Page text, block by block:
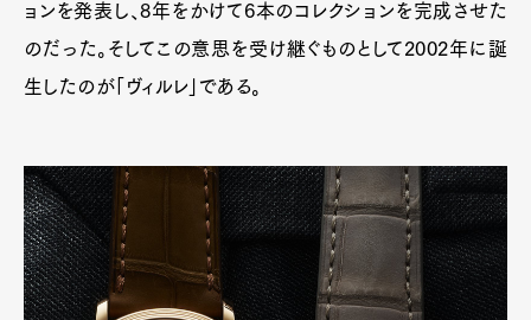
ョンを発表し、8年をかけて6本のコレクションを完成させた
のだった。そしてこの意思を受け継ぐものとして2002年に誕
生したのが「ヴィルレ」である。